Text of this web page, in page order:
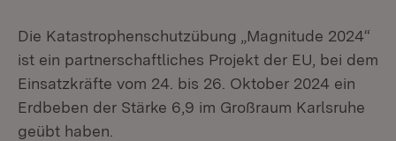
Die Katastrophenschutzübung „Magnitude 2024“
ist ein partnerschaftliches Projekt der EU, bei dem
Einsatzkräfte vom 24. bis 26. Oktober 2024 ein
Erdbeben der Stärke 6,9 im Großraum Karlsruhe
geübt haben.